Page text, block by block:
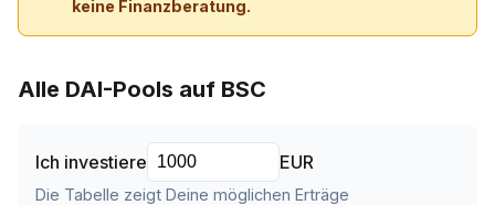
keine Finanzberatung.
Alle DAI-Pools auf BSC
Ich investiere EUR
Die Tabelle zeigt Deine möglichen Erträge